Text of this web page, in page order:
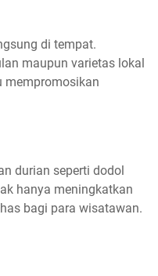
di tempat.
maupun varietas lokal
mempromosikan
durian seperti dodol
hanya meningkatkan
bagi para wisatawan.